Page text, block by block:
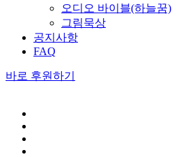
오디오 바이블(하늘꿈)
그림묵상
공지사항
FAQ
바로 후원하기